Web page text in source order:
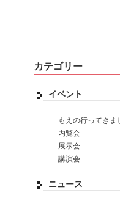
カテゴリー
イベント
もえの行ってきま
内覧会
展示会
講演会
ニュース